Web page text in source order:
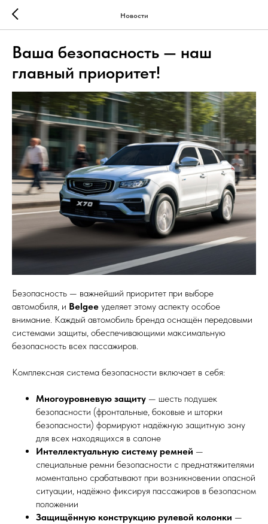
Новости
Ваша безопасность — наш
главный приоритет!
Безопасность — важнейший приоритет при выборе
автомобиля, и Belgee уделяет этому аспекту особое
внимание. Каждый автомобиль бренда оснащён передовыми
системами защиты, обеспечивающими максимальную
безопасность всех пассажиров.
Комплексная система безопасности включает в себя:
Многоуровневую защиту — шесть подушек
безопасности (фронтальные, боковые и шторки
безопасности) формируют надёжную защитную зону
для всех находящихся в салоне
Интеллектуальную систему ремней —
специальные ремни безопасности с преднатяжителями
моментально срабатывают при возникновении опасной
ситуации, надёжно фиксируя пассажиров в безопасном
положении
Защищённую конструкцию рулевой колонки —